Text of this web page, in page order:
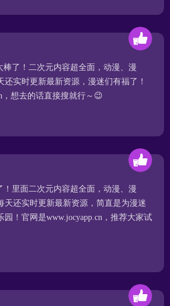
棒了！二次元内容超全面，动漫、漫
还实时更新最新资源，漫迷们有福了！
，想去的话直接搜就行～😉
！里面二次元内容超全面，动漫、漫
天还实时更新最新资源，简直是为漫迷
园！官网是www.jocyapp.cn，推荐大家试